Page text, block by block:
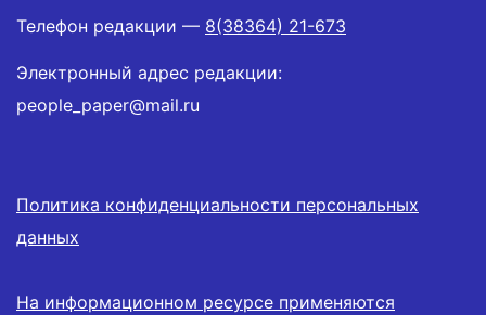
Телефон редакции — 8(38364) 21-673
Электронный адрес редакции:
people_paper@mail.ru
Политика конфиденциальности персональных
данных
На информационном ресурсе применяются